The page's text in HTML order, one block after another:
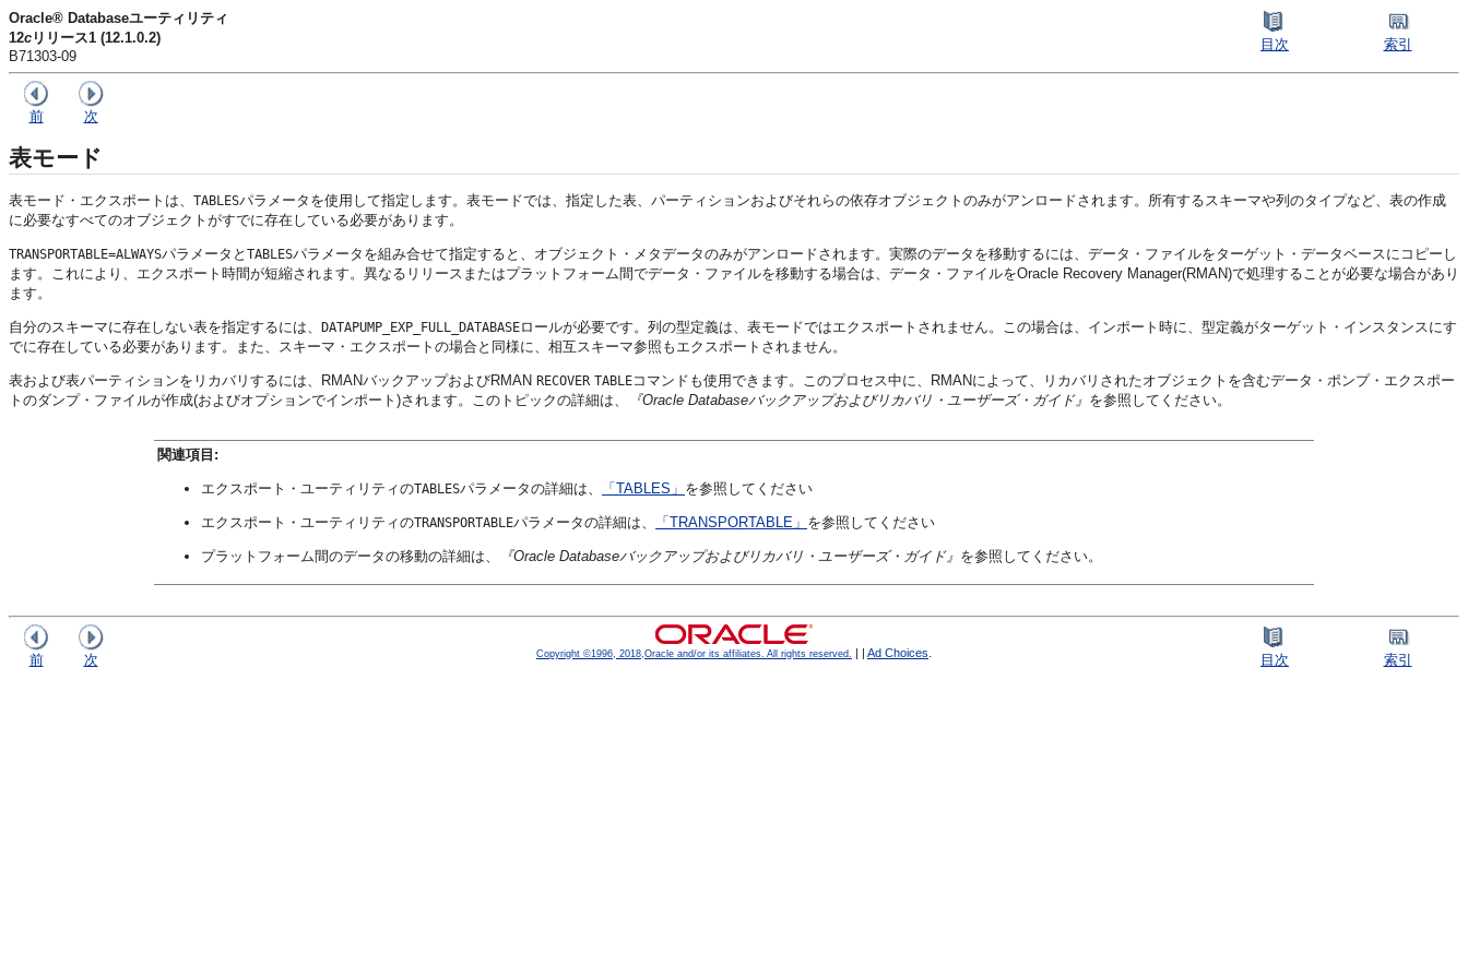
Oracle® Databaseユーティリティ
12c リリース1 (12.1.0.2)
B71303-09
目次 索引
前 次
表モード
表モード・エクスポート は、 TABLESパラメータを使用して指定します。表モードでは、指定した表、パーティションおよびそれらの依存オブジェクトのみがアンロードされます。所有するスキーマや列のタイプなど、表の作成
に必要なすべてのオブジェクトがすでに存在している必要があります。
TRANSPORTABLE=ALWAYSパラメータと TABLESパラメータを組み合せて指定すると、オブジェクト・メタデータのみがアンロードされます。実際のデータを移動するには、データ・ファイルをターゲット・データベースにコピーし
ます。これにより、エクスポート時間が短縮されます。異なるリリースまたはプラットフォーム間でデータ・ファイルを移動する場合は、データ・ファイルをOracle Recovery Manager(RMAN)で処理することが必要な場合があり
ます。
自分のスキーマに存在しない表を指定するには、 DATAPUMP_EXP_FULL_DATABASEロールが必要です。列の型定義は、表モードではエクスポートされません 。この場合は、インポート時に、型定義がターゲット・インスタンスにす
でに存在している必要があります。また、スキーマ・エクスポートの場合と同様に、相互スキーマ参照もエクスポートされません。
表および表パーティションをリカバリするには、RMANバックアップおよびRMAN RECOVER TABLEコマンドも使用できます。このプロセス中に、RMANによって、リカバリされたオブジェクトを含むデータ・ポンプ・エクスポー
トのダンプ・ファイルが作成(およびオプションでインポート)されます。このトピックの詳細は、
『Oracle Databaseバックアップおよびリカバリ・ユーザーズ・ガイド』 を参照してください。
関連項目:
エクスポート・ユーティリティのTABLESパラメータの詳細は、 「TABLES」 を参照してください
エクスポート・ユーティリティのTRANSPORTABLEパラメータの詳細は、 「TRANSPORTABLE」 を参照してください
プラットフォーム間のデータの移動の詳細は、 『Oracle Databaseバックアップおよびリカバリ・ユーザーズ・ガイド』 を参照してください。
前 次 Copyright ©1996, 2018,Oracle and/or its affiliates. All rights reserved. Ad Choices 目次 索引